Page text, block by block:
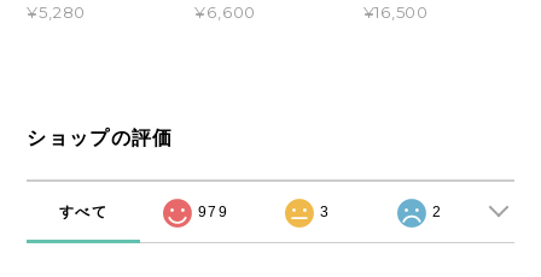
¥5,280 ¥6,600 ¥16,500
ショップの評価
すべて 979 3 2